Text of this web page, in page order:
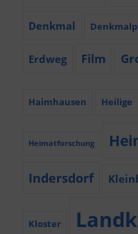
Denkmal
Erdweg Film
Haimhausen Heilige
Heimatforschung
Indersdorf
Kloster